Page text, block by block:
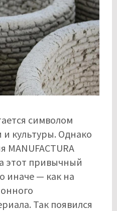
символом
и культуры. Однако
MANUFACTURA
этот привычный
иначе — как на
Так появился